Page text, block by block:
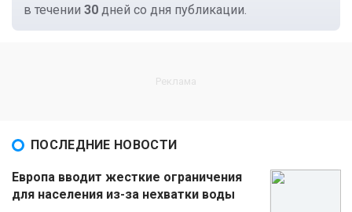
в течении 30 дней со дня публикации.
ПОСЛЕДНИЕ НОВОСТИ
Европа вводит жесткие ограничения
для населения из-за нехватки воды